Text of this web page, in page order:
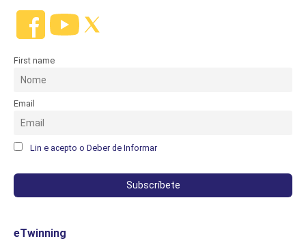
First name
Email
Lin e acepto o Deber de Informar
eTwinning